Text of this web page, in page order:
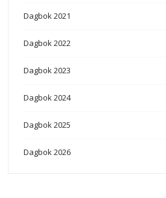
Dagbok 2021
Dagbok 2022
Dagbok 2023
Dagbok 2024
Dagbok 2025
Dagbok 2026